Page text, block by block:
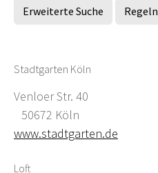
Erweiterte Suche Regeln
Stadtgarten Köln
Venloer Str. 40
50672 Köln
www.stadtgarten.de
Loft